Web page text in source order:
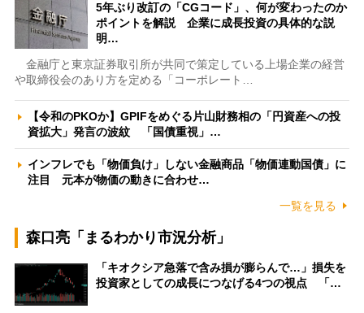
5年ぶり改訂の「CGコード」、何が変わったのか
ポイントを解説 企業に成長投資の具体的な説
明…
金融庁と東京証券取引所が共同で策定している上場企業の経営
や取締役会のあり方を定める「コーポレート…
【令和のPKOか】GPIFをめぐる片山財務相の「円資産への投
資拡大」発言の波紋 「国債重視」…
インフレでも「物価負け」しない金融商品「物価連動国債」に
注目 元本が物価の動きに合わせ…
一覧を見る
森口亮「まるわかり市況分析」
「キオクシア急落で含み損が膨らんで…」損失を
投資家としての成長につなげる4つの視点 「…